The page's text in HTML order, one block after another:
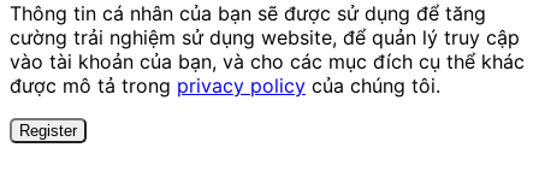
Thông tin cá nhân của bạn sẽ được sử dụng để tăng
cường trải nghiệm sử dụng website, để quản lý truy cập
vào tài khoản của bạn, và cho các mục đích cụ thể khác
được mô tả trong privacy policy của chúng tôi.
Register